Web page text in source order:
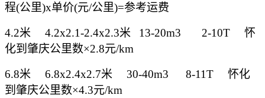
程(公里)x单价(元/公里)=参考运费
4.2米 4.2x2.1-2.4x2.3米 13-20m3 2-10T
怀
化到肇庆公里数×2.8元/km
6.8米 6.8x2.4x2.7米 30-40m3 8-11T
怀化
到肇庆公里数×4.3元/km